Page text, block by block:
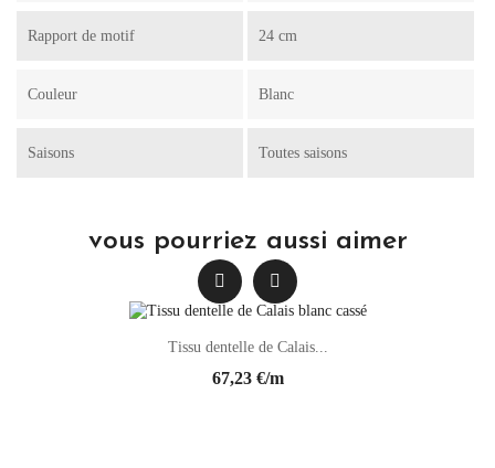
Rapport de motif 24 cm
Couleur Blanc
Saisons Toutes saisons
vous pourriez aussi aimer
Tissu dentelle de Calais...
67,23 €/m